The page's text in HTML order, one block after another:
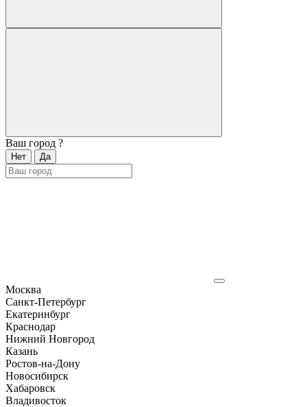
Ваш город ?
Нет Да
Москва
Санкт-Петербург
Екатеринбург
Краснодар
Нижний Новгород
Казань
Ростов-на-Дону
Новосибирск
Хабаровск
Владивосток